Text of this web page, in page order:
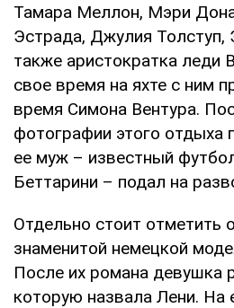
Тамара Меллон, Мэри
Эстрада, Джулия
также аристократка леди
свое время на яхте с ним
время Симона Вентура.
фотографии этого отдыха
ее муж – известный
Беттарини – подал на
Отдельно стоит отметить
знаменитой немецкой
После их романа девушка
которую назвала Лени. На